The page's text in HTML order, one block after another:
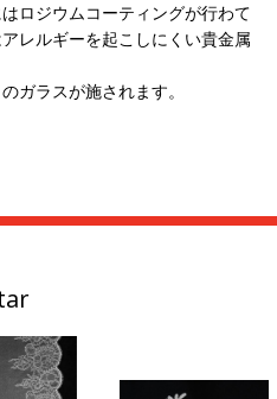
ロジウムコーティングが行わて
レルギーを起こしにくい貴金属
ガラスが施されます。